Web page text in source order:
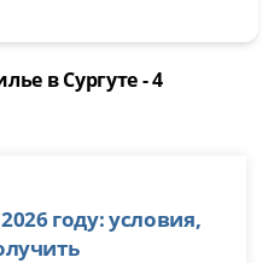
в Сургуте - 4
году: условия,